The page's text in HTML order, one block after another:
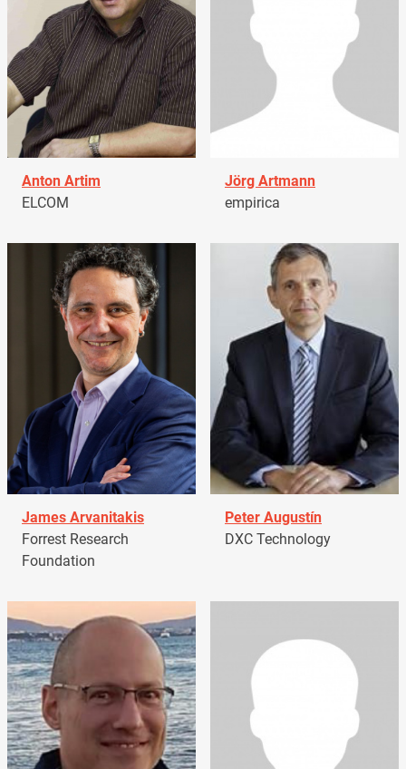
Anton Artim
ELCOM
Jörg Artmann
empirica
James Arvanitakis
Forrest Research
Foundation
Peter Augustín
DXC Technology